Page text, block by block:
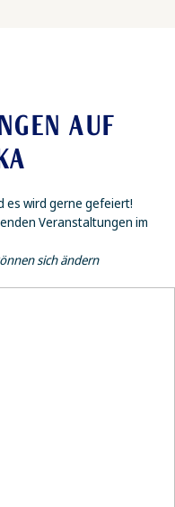
AUF
es wird gerne gefeiert!
Veranstaltungen im
sich ändern